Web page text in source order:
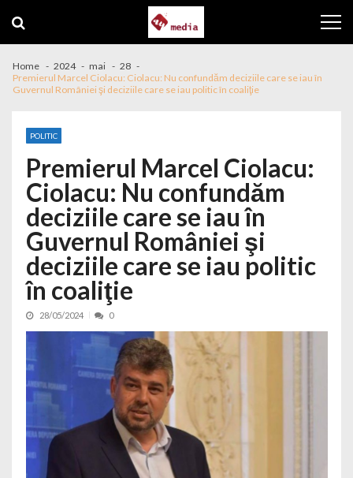
Home 2024 mai
28
Premierul Marcel Ciolacu: Ciolacu: Nu confundăm deciziile care se iau în
Guvernul României şi deciziile care se iau politic în coaliţie
POLITIC
Premierul Marcel Ciolacu:
Ciolacu: Nu confundăm
deciziile care se iau în
Guvernul României şi
deciziile care se iau politic
în coaliţie
28/05/2024 0